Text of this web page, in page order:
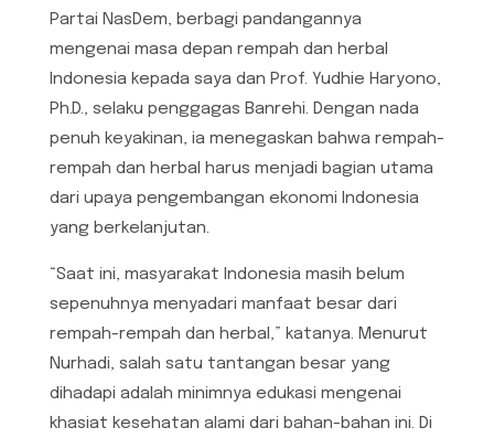
Partai NasDem, berbagi pandangannya
mengenai masa depan rempah dan herbal
Indonesia kepada saya dan Prof. Yudhie Haryono,
Ph.D., selaku penggagas Banrehi. Dengan nada
penuh keyakinan, ia menegaskan bahwa rempah-
rempah dan herbal harus menjadi bagian utama
dari upaya pengembangan ekonomi Indonesia
yang berkelanjutan.
“Saat ini, masyarakat Indonesia masih belum
sepenuhnya menyadari manfaat besar dari
rempah-rempah dan herbal,” katanya. Menurut
Nurhadi, salah satu tantangan besar yang
dihadapi adalah minimnya edukasi mengenai
khasiat kesehatan alami dari bahan-bahan ini. Di